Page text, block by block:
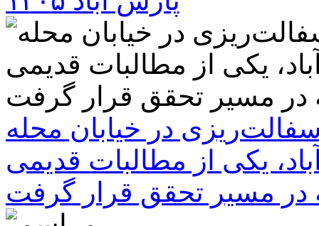
در خیابان محله
یکی از مطالبات قدیمی
در مسیر تحقق قرار گرفت